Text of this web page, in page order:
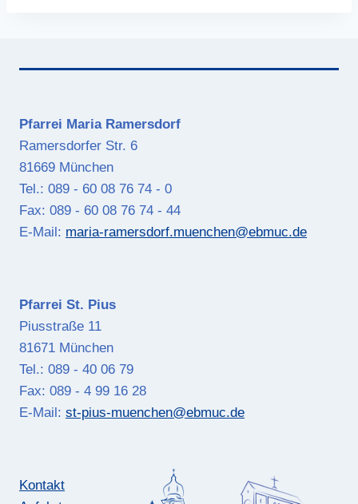
Pfarrei Maria Ramersdorf
Ramersdorfer Str. 6
81669 München
Tel.: 089 - 60 08 76 74 - 0
Fax: 089 - 60 08 76 74 - 44
E-Mail: maria-ramersdorf.muenchen@ebmuc.de
Pfarrei St. Pius
Piusstraße 11
81671 München
Tel.: 089 - 40 06 79
Fax: 089 - 4 99 16 28
E-Mail: st-pius-muenchen@ebmuc.de
Kontakt